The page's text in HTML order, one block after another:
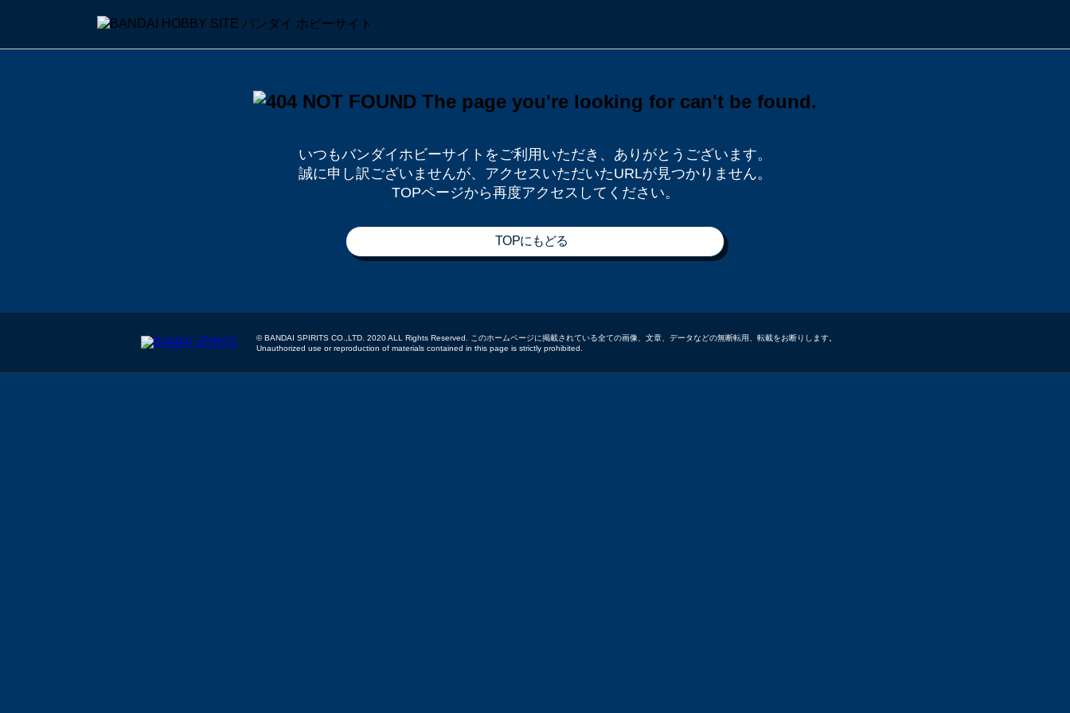
いつもバンダイホビーサイトをご利用いただき、 ありがとうございます。
誠に申し訳ございませんが、 アクセスいただいたURLが見つかりません。
TOPページから再度アクセスしてください。
TOPにもどる
© BANDAI SPIRITS CO.,LTD. 2020 ALL Rights Reserved. このホームページに掲載されている全ての画像、文章、データなどの無断転用、転載をお断りします。
Unauthorized use or reproduction of materials contained in this page is strictly prohibited.